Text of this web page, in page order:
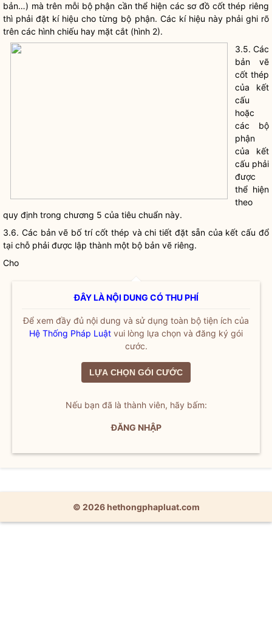
bản…) mà trên mỗi bộ phận cần thể hiện các sơ đồ cốt thép riêng
thì phải đặt kí hiệu cho từng bộ phận. Các kí hiệu này phải ghi rõ
trên các hình chiếu hay mặt cắt (hình 2).
3.5. Các
bản vẽ
cốt thép
của kết
cấu
hoặc
các bộ
phận
của kết
cấu phải
được
thể hiện
theo
quy định trong chương 5 của tiêu chuẩn này.
3.6. Các bản vẽ bố trí cốt thép và chi tiết đặt sẵn của kết cấu đổ
tại chỗ phải được lập thành một bộ bản vẽ riêng.
Cho
ĐÂY LÀ NỘI DUNG CÓ THU PHÍ
Để xem đầy đủ nội dung và sử dụng toàn bộ tiện ích của
Hệ Thống Pháp Luật vui lòng lựa chọn và đăng ký gói
cước.
LỰA CHỌN GÓI CƯỚC
Nếu bạn đã là thành viên, hãy bấm:
ĐĂNG NHẬP
© 2026 hethongphapluat.com